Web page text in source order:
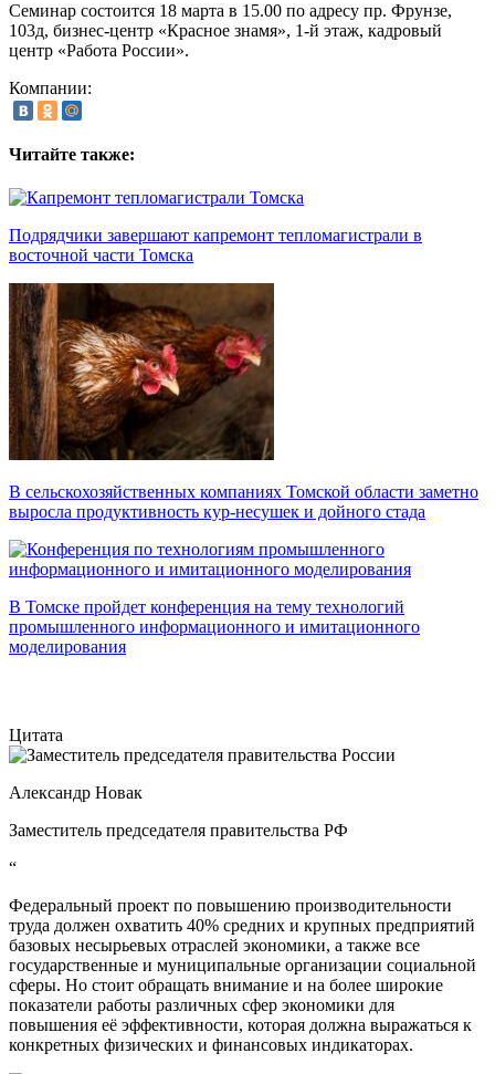
Семинар состоится 18 марта в 15.00 по адресу пр. Фрунзе,
103д, бизнес-центр «Красное знамя», 1-й этаж, кадровый
центр «Работа России».
Компании:
Читайте также:
Подрядчики завершают капремонт тепломагистрали в
восточной части Томска
В сельскохозяйственных компаниях Томской области заметно
выросла продуктивность кур-несушек и дойного стада
В Томске пройдет конференция на тему технологий
промышленного информационного и имитационного
моделирования
Цитата
Александр Новак
Заместитель председателя правительства РФ
“
Федеральный проект по повышению производительности
труда должен охватить 40% средних и крупных предприятий
базовых несырьевых отраслей экономики, а также все
государственные и муниципальные организации социальной
сферы. Но стоит обращать внимание и на более широкие
показатели работы различных сфер экономики для
повышения её эффективности, которая должна выражаться к
конкретных физических и финансовых индикаторах.